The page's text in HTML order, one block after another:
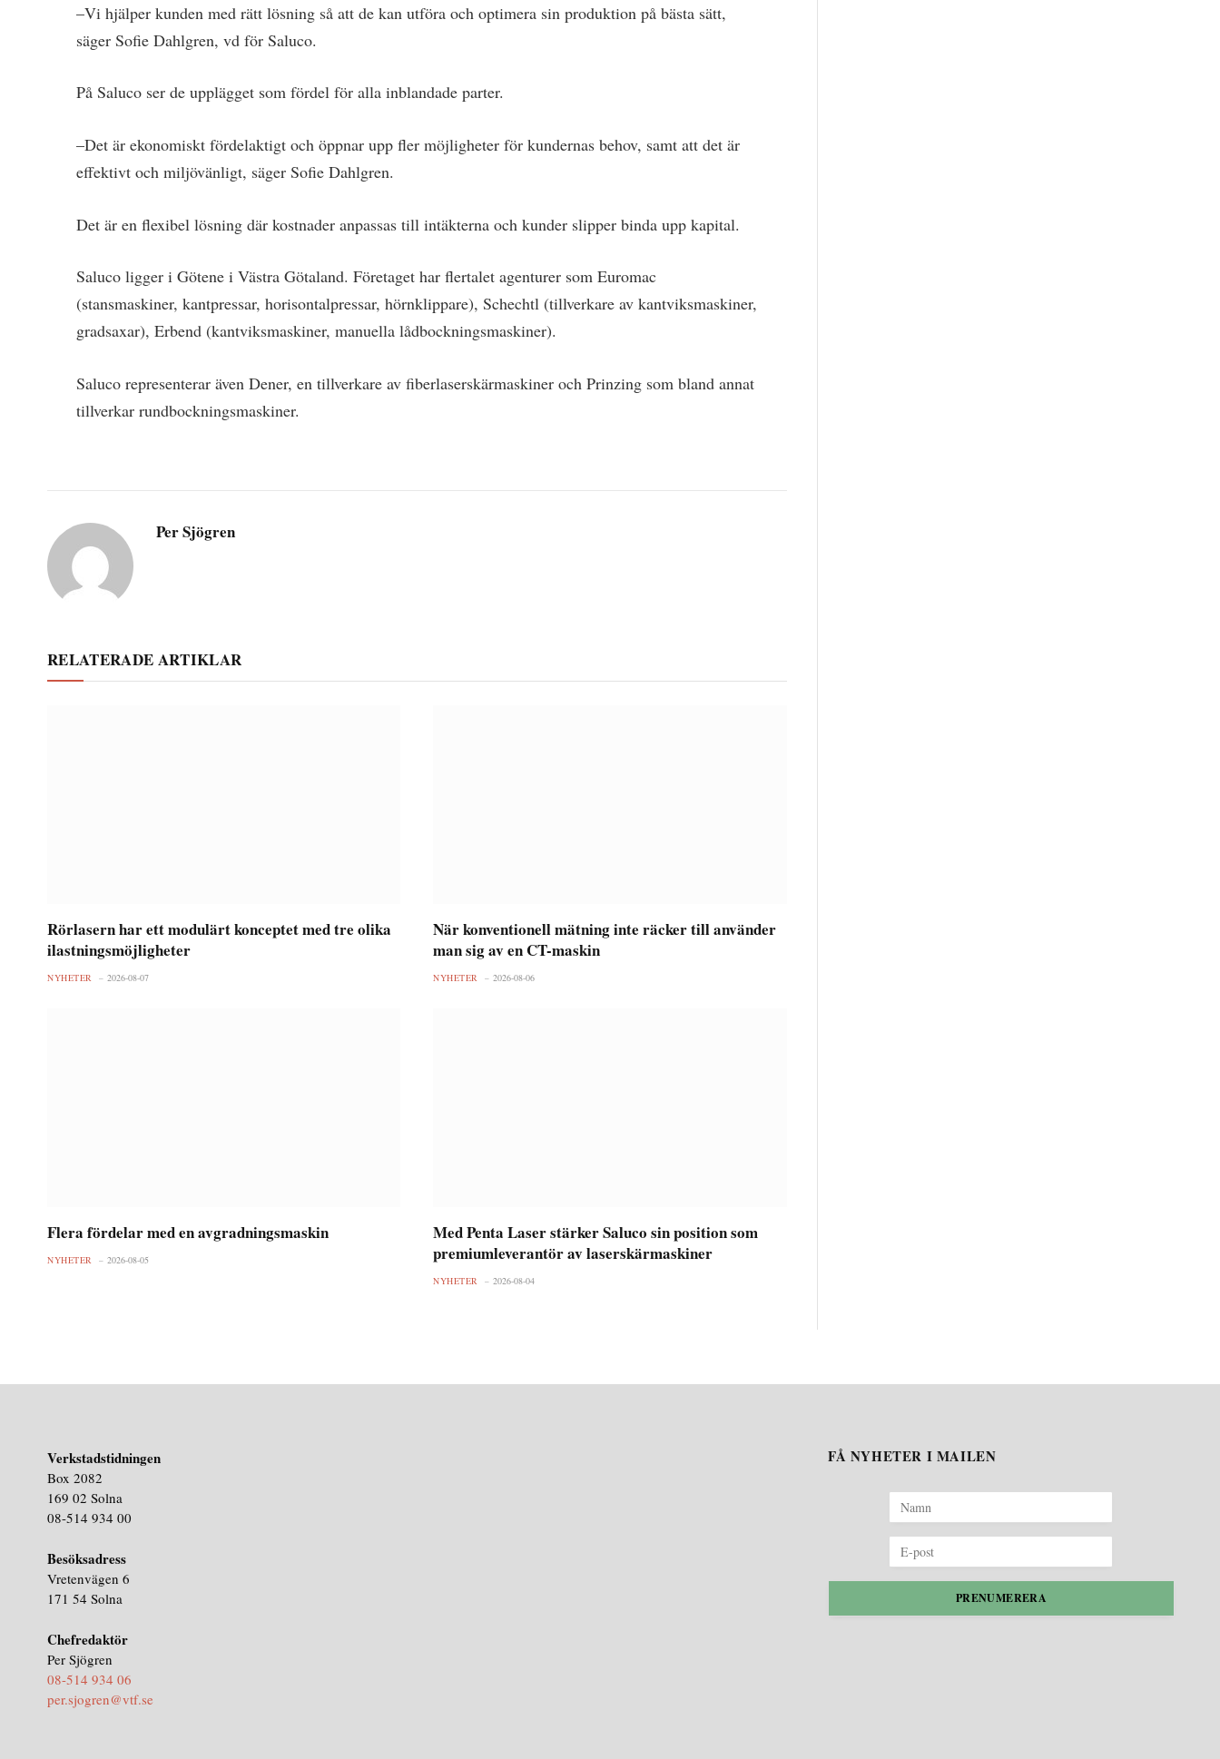
–Vi hjälper kunden med rätt lösning så att de kan utföra och optimera sin produktion på bästa sätt,
säger Sofie Dahlgren, vd för Saluco.
På Saluco ser de upplägget som fördel för alla inblandade parter.
–Det är ekonomiskt fördelaktigt och öppnar upp fler möjligheter för kundernas behov, samt att det är
effektivt och miljövänligt, säger Sofie Dahlgren.
Det är en flexibel lösning där kostnader anpassas till intäkterna och kunder slipper binda upp kapital.
Saluco ligger i Götene i Västra Götaland. Företaget har flertalet agenturer som Euromac
(stansmaskiner, kantpressar, horisontalpressar, hörnklippare), Schechtl (tillverkare av kantviksmaskiner,
gradsaxar), Erbend (kantviksmaskiner, manuella lådbockningsmaskiner).
Saluco representerar även Dener, en tillverkare av fiberlaserskärmaskiner och Prinzing som bland annat
tillverkar rundbockningsmaskiner.
Per Sjögren
RELATERADE ARTIKLAR
Rörlasern har ett modulärt konceptet med tre olika
ilastningsmöjligheter
NYHETER 2026-08-07
När konventionell mätning inte räcker till använder
man sig av en CT-maskin
NYHETER 2026-08-06
Flera fördelar med en avgradningsmaskin
NYHETER 2026-08-05
Med Penta Laser stärker Saluco sin position som
premiumleverantör av laserskärmaskiner
NYHETER 2026-08-04
Verkstadstidningen
Box 2082
169 02 Solna
08-514 934 00
Besöksadress
Vretenvägen 6
171 54 Solna
Chefredaktör
Per Sjögren
08-514 934 06
per.sjogren@vtf.se
FÅ NYHETER I MAILEN
PRENUMERERA